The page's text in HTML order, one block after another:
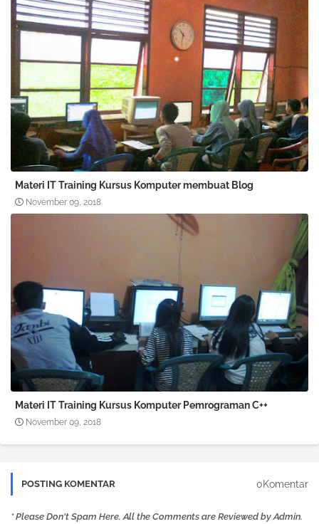
Materi IT Training Kursus Komputer membuat Blog
November 09, 2018
Materi IT Training Kursus Komputer Pemrograman C++
November 09, 2018
POSTING KOMENTAR 0Komentar
* Please Don't Spam Here. All the Comments are Reviewed by Admin.